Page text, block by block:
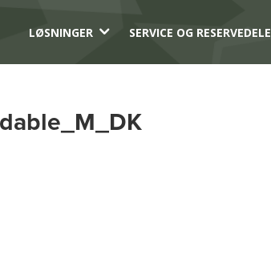
LØSNINGER 3 SERVICE OG RESERVEDELE